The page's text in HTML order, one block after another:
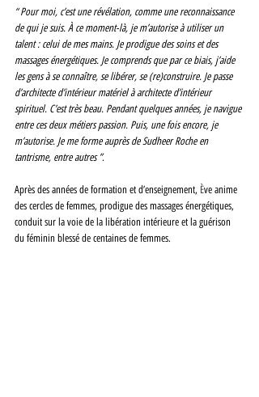
“ Pour moi, c’est une révélation, comme une reconnaissance
de qui je suis. À ce moment-là, je m’autorise à utiliser un
talent : celui de mes mains. Je prodigue des soins et des
massages énergétiques. Je comprends que par ce biais, j’aide
les gens à se connaître, se libérer, se (re)construire. Je passe
d’architecte d’intérieur matériel à architecte d’intérieur
spirituel. C’est très beau. Pendant quelques années, je navigue
entre ces deux métiers passion. Puis, une fois encore, je
m’autorise. Je me forme auprès de Sudheer Roche en
tantrisme, entre autres ”.
Après des années de formation et d’enseignement, Ève anime
des cercles de femmes, prodigue des massages énergétiques,
conduit sur la voie de la libération intérieure et la guérison
du féminin blessé de centaines de femmes.